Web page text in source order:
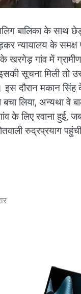
बालिका के साथ
न्यायालय के
खरगेड़ गांव में
सूचना मिली तो
दौरान मकान
लिया, अन्यथा वे
के लिए रवाना हुई,
रुद्रप्रयाग